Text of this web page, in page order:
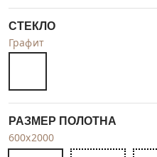
СТЕКЛО
Графит
РАЗМЕР ПОЛОТНА
600x2000